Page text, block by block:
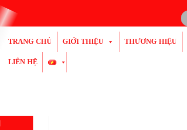
TRANG CHỦ GIỚI THIỆU THƯƠNG HIỆU
LIÊN HỆ